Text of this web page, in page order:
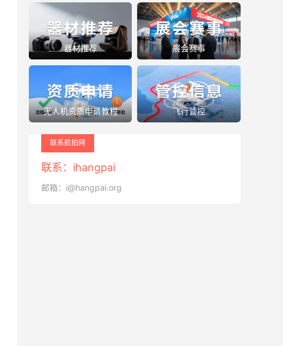
器材推荐 展会赛事
无人机资质申请教程 飞行管控
联系航拍网
联系：ihangpai
邮箱：i@hangpai.org